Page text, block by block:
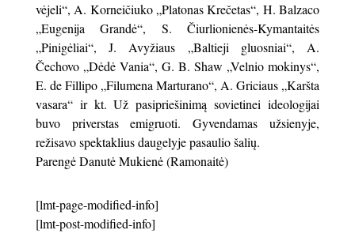
vėjeli“, A. Korneičiuko „Platonas Krečetas“, H. Balzaco
„Eugenija Grandė“, S. Čiurlionienės-Kymantaitės
„Pinigėliai“, J. Avyžiaus „Baltieji gluosniai“, A.
Čechovo „Dėdė Vania“, G. B. Shaw „Velnio mokinys“,
E. de Fillipo „Filumena Marturano“, A. Griciaus „Karšta
vasara“ ir kt. Už pasipriešinimą sovietinei ideologijai
buvo priverstas emigruoti. Gyvendamas užsienyje,
režisavo spektaklius daugelyje pasaulio šalių.
Parengė Danutė Mukienė (Ramonaitė)
[lmt-page-modified-info]
[lmt-post-modified-info]